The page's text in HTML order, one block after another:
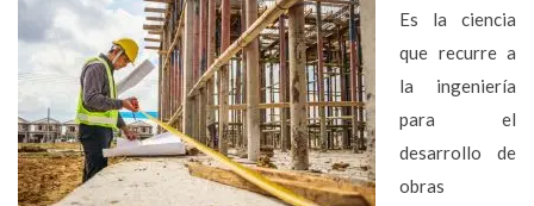
Es la ciencia
que recurre a
la ingeniería
para el
desarrollo de
obras